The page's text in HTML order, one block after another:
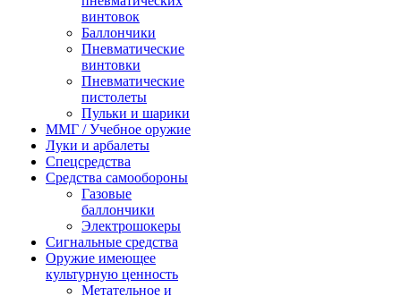
винтовок
Баллончики
Пневматические
винтовки
Пневматические
пистолеты
Пульки и шарики
ММГ / Учебное оружие
Луки и арбалеты
Спецсредства
Средства самообороны
Газовые
баллончики
Электрошокеры
Сигнальные средства
Оружие имеющее
культурную ценность
Метательное и